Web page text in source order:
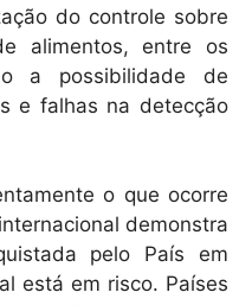
do controle sobre
alimentos, entre os
a possibilidade de
e falhas na detecção
o que ocorre
demonstra
pelo País em
está em risco. Países